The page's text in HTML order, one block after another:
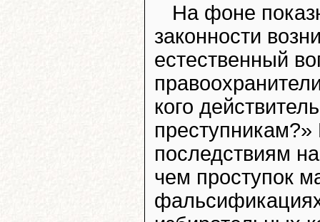
На фоне
законности
естественный
кого
последствиям
чем проступок